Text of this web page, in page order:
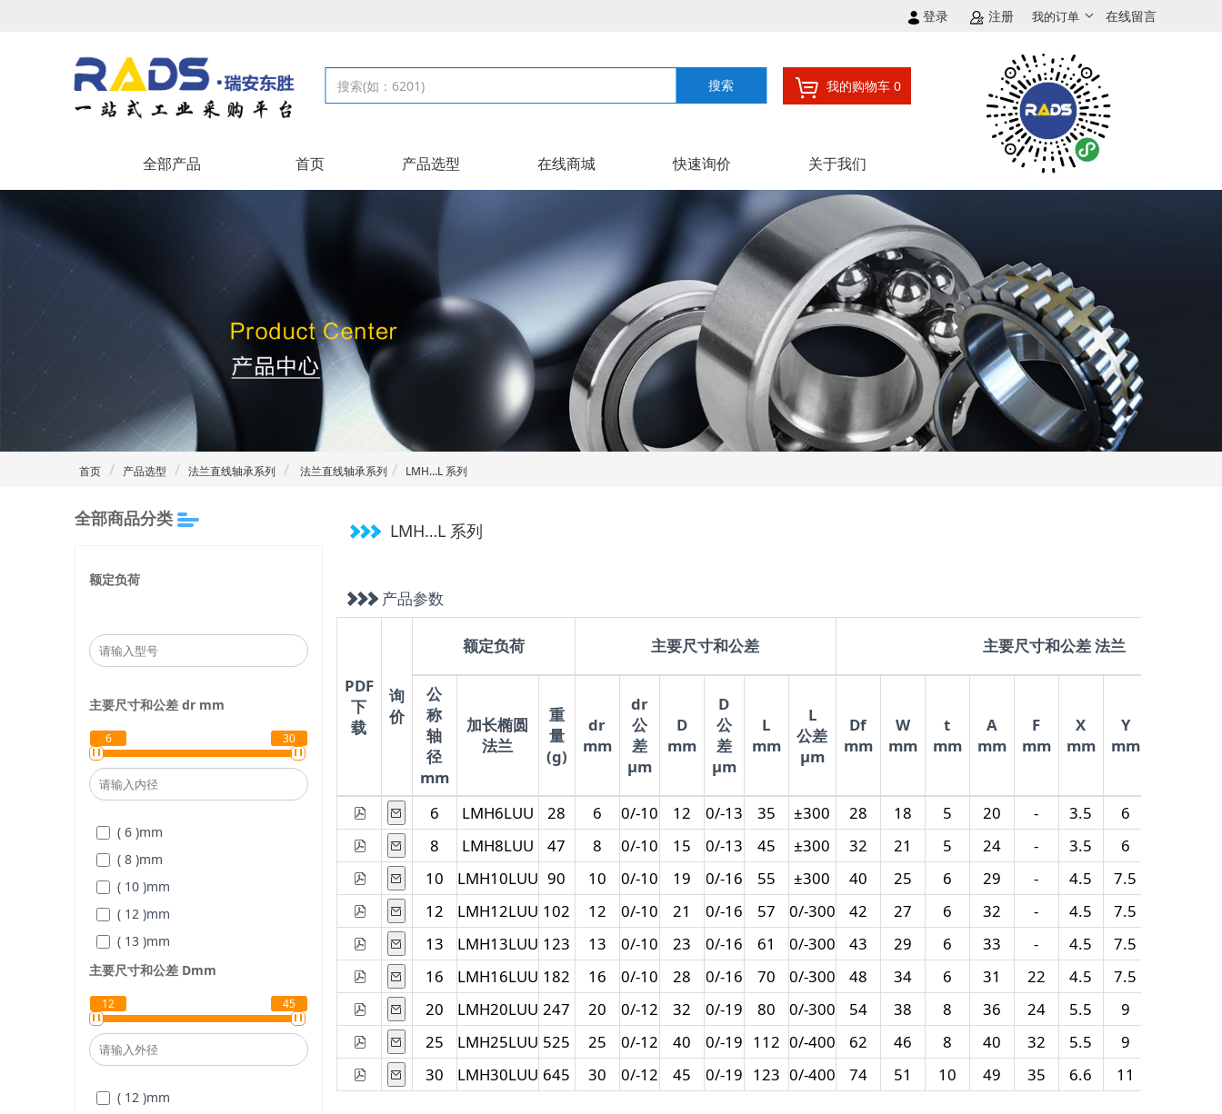
登录 注册 我的订单 在线留言
我的购物车 0
搜索
全部产品 首页 产品选型 在线商城 快速询价 关于我们
首页 产品选型 法兰直线轴承系列 法兰直线轴承系列 LMH…L 系列
全部商品分类
额定负荷
主要尺寸和公差 dr mm
6 30
( 6 )mm
( 8 )mm
( 10 )mm
( 12 )mm
( 13 )mm
( 16 )mm
( 20 )
( 25 )mm
( 30 )mm
主要尺寸和公差 Dmm
12 45
( 12 )mm
LMH…L 系列
产品参数
PDF
下
载
询
价
额定负荷 主要尺寸和公差 主要尺寸和公差 法兰
公
称
轴
径
mm
加长椭圆
法兰
重
量
(g)
dr
mm
dr
公
差
μm
D
mm
D
公
差
μm
L
mm
L
公差
μm
Df
mm
W
mm
t
mm
A
mm
F
mm
X
mm
Y
mm
6 LMH6LUU 28 6 0/-10 12 0/-13 35 ±300 28 18 5 20 - 3.5 6
8
LMH8LUU 47 8 0/-10 15 0/-13 45 ±300 32 21 5 24 - 3.5 6
10
LMH10LUU 90 10 0/-10 19 0/-16 55 ±300 40 25 6 29 - 4.5 7.5
12
LMH12LUU 102 12 0/-10 21 0/-16 57 0/-300 42 27 6 32 - 4.5 7.5
13
LMH13LUU 123 13 0/-10 23 0/-16 61 0/-300 43 29 6 33 - 4.5 7.5
16
LMH16LUU 182 16 0/-10 28 0/-16 70 0/-300 48 34 6 31 22 4.5 7.5
20
LMH20LUU 247 20 0/-12 32 0/-19 80 0/-300 54 38 8 36 24 5.5 9
25
LMH25LUU 525 25 0/-12 40 0/-19 112 0/-400 62 46 8 40 32 5.5 9
30
LMH30LUU 645 30 0/-12 45 0/-19 123 0/-400 74 51 10 49 35 6.6 11